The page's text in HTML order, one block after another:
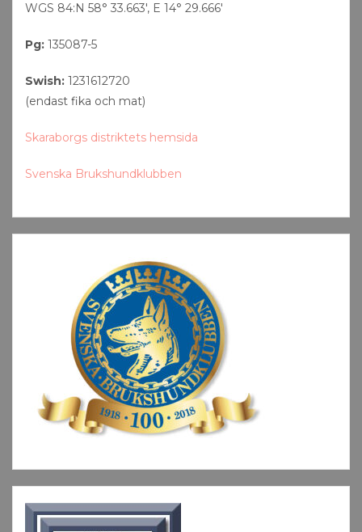
WGS 84:N 58° 33.663′, E 14° 29.666′
Pg: 135087-5
Swish: 1231612720
(endast fika och mat)
Skaraborgs distriktets hemsida
Svenska Brukshundklubben